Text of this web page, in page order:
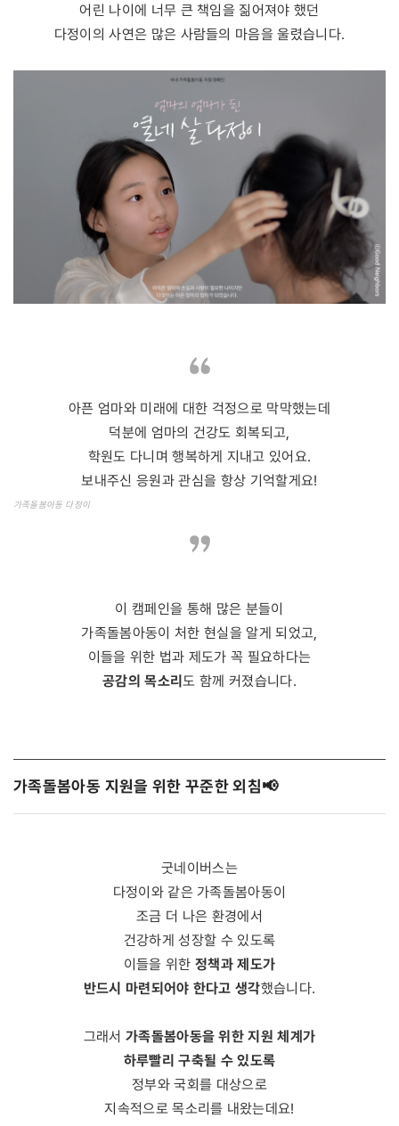
어린 나이에 너무 큰 책임을 짊어져야 했던
다정이의 사연은 많은 사람들의 마음을 울렸습니다.
아픈 엄마와 미래에 대한 걱정으로 막막했는데
덕분에 엄마의 건강도 회복되고,
학원도 다니며 행복하게 지내고 있어요.
보내주신 응원과 관심을 항상 기억할게요!
가족돌봄아동 다정이
이 캠페인을 통해 많은 분들이
가족돌봄아동이 처한 현실을 알게 되었고,
이들을 위한 법과 제도가 꼭 필요하다는
공감의 목소리도 함께 커졌습니다.
가족돌봄아동 지원을 위한 꾸준한 외침 📢
굿네이버스는
다정이와 같은 가족돌봄아동이
조금 더 나은 환경에서
건강하게 성장할 수 있도록
이들을 위한 정책과 제도가
반드시 마련되어야 한다고 생각했습니다.
그래서 가족돌봄아동을 위한 지원 체계가
하루빨리 구축될 수 있도록
정부와 국회를 대상으로
지속적으로 목소리를 내왔는데요!